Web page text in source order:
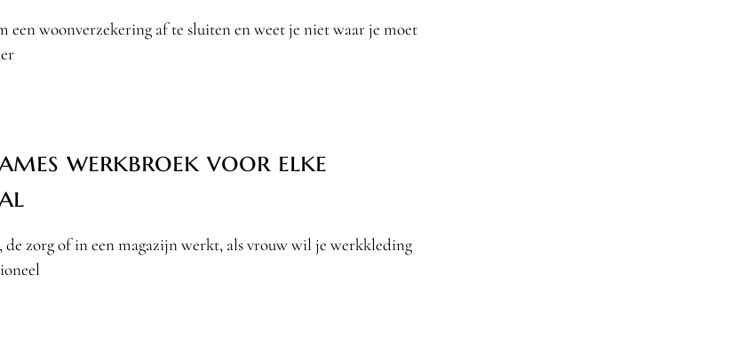
een woonverzekering af te sluiten en weet je niet waar je moet
werkbroek voor elke
de zorg of in een magazijn werkt, als vrouw wil je werkkleding